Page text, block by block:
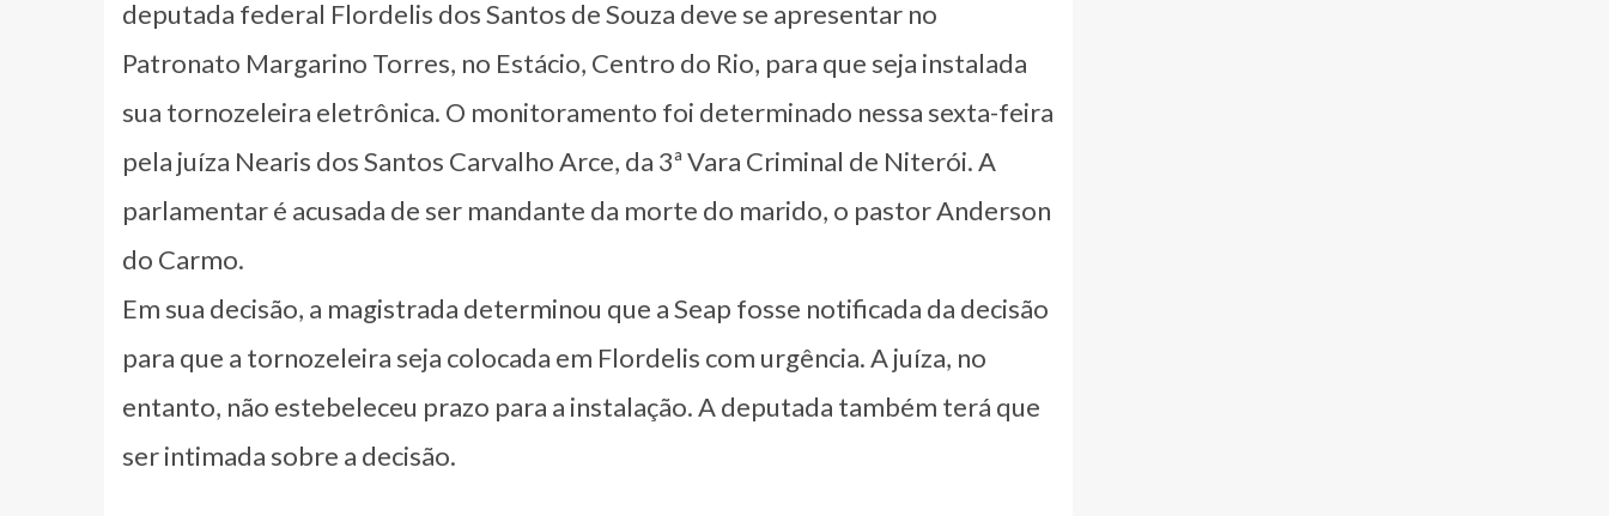
deputada federal Flordelis dos Santos de Souza deve se apresentar no
Patronato Margarino Torres, no Estácio, Centro do Rio, para que seja instalada
sua tornozeleira eletrônica. O monitoramento foi determinado nessa sexta-feira
pela juíza Nearis dos Santos Carvalho Arce, da 3ª Vara Criminal de Niterói. A
parlamentar é acusada de ser mandante da morte do marido, o pastor Anderson
do Carmo.
Em sua decisão, a magistrada determinou que a Seap fosse notificada da decisão
para que a tornozeleira seja colocada em Flordelis com urgência. A juíza, no
entanto, não estebeleceu prazo para a instalação. A deputada também terá que
ser intimada sobre a decisão.